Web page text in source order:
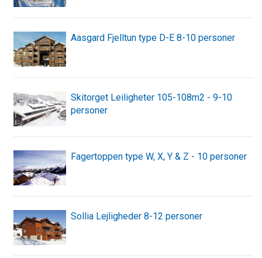
Aasgard Fjelltun type D-E 8-10 personer
Skitorget Leiligheter 105-108m2 - 9-10
personer
Fagertoppen type W, X, Y & Z - 10 personer
Sollia Lejligheder 8-12 personer